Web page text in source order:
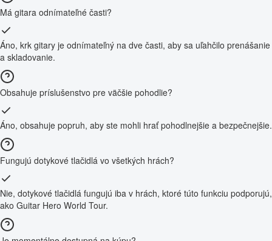
Má gitara odnímateľné časti?
Áno, krk gitary je odnímateľný na dve časti, aby sa uľahčilo prenášanie
a skladovanie.
Obsahuje príslušenstvo pre väčšie pohodlie?
Áno, obsahuje popruh, aby ste mohli hrať pohodlnejšie a bezpečnejšie.
Fungujú dotykové tlačidlá vo všetkých hrách?
Nie, dotykové tlačidlá fungujú iba v hrách, ktoré túto funkciu podporujú,
ako Guitar Hero World Tour.